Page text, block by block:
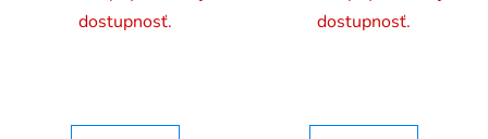
dostupnosť.
dostupnosť.